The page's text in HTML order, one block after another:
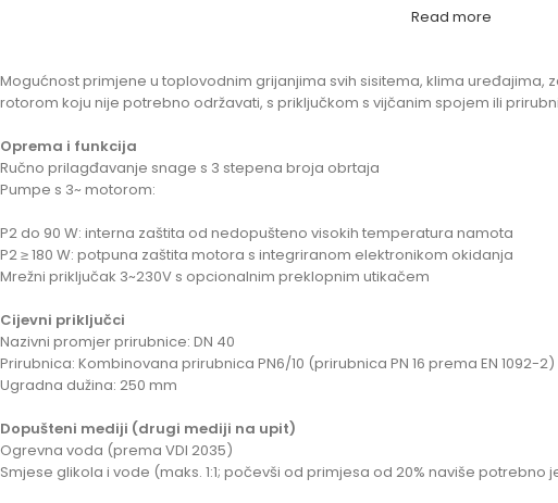
Read more
Mogućnost primjene u toplovodnim grijanjima svih sisitema, klima
rotorom koju nije potrebno održavati, s priključkom s vijčanim spojem ili
Oprema i funkcija
Ručno prilagđavanje snage s 3 stepena broja obrtaja
Pumpe s 3~ motorom:
P2 do 90 W: interna zaštita od nedopušteno visokih temperatura namota
P2 ≥ 180 W: potpuna zaštita motora s integriranom elektronikom okidanja
Mrežni priključak 3~230V s opcionalnim preklopnim utikačem
Cijevni priključci
Nazivni promjer prirubnice: DN 40
Prirubnica: Kombinovana prirubnica PN6/10 (prirubnica PN 16 prema EN 1092-2)
Ugradna dužina: 250 mm
Dopušteni mediji (drugi mediji na upit)
Ogrevna voda (prema VDI 2035)
Smjese glikola i vode (maks. 1:1; počevši od primjesa od 20% naviše